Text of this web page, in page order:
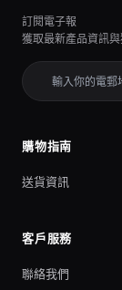
訂閱電子報
獲取最新產品資訊
購物指南
送貨資訊
客戶服務
聯絡我們